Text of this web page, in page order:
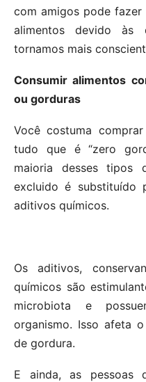
com amigos pode
alimentos devido às
tornamos mais
Consumir alimentos
ou gorduras
Você costuma
tudo que é “zero
maioria desses tipos
excluido é substituído
aditivos químicos.
Os aditivos,
químicos são
microbiota e
organismo. Isso afeta
de gordura.
E ainda, as pessoas